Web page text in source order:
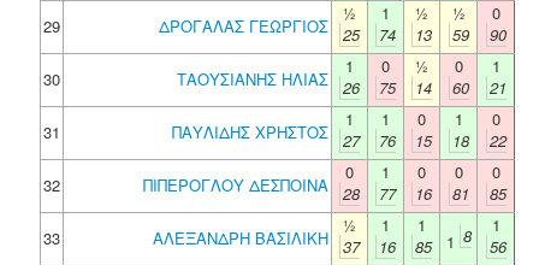
29 ΔΡΟΓΑΛΑΣ ΓΕΩΡΓΙΟΣ
½
25
1
74
½
13
½
59
0
90
30
ΤΑΟΥΣΙΑΝΗΣ ΗΛΙΑΣ
1
26
0
75
½
14
0
60
1
21
31
ΠΑΥΛΙΔΗΣ ΧΡΗΣΤΟΣ
1
27
1
76
0
15
1
18
0
22
32
ΠΙΠΕΡΟΓΛΟΥ ΔΕΣΠΟΙΝΑ
0
28
1
77
0
16
0
81
0
85
33
ΑΛΕΞΑΝΔΡΗ ΒΑΣΙΛΙΚΗ
½
37
1
16
1
85
1 8
1
56